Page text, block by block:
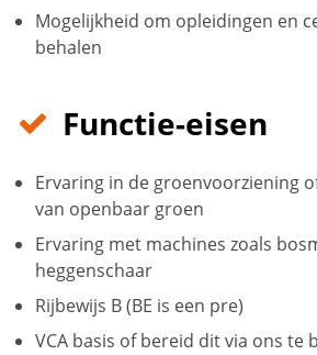
Mogelijkheid om opleidingen en
behalen
Functie-eisen
Ervaring in de groenvoorziening
van openbaar groen
Ervaring met machines zoals
heggenschaar
Rijbewijs B (BE is een pre)
VCA basis of bereid dit via ons te